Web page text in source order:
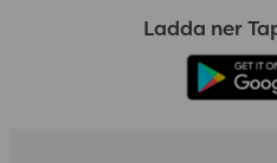
Ladda ner